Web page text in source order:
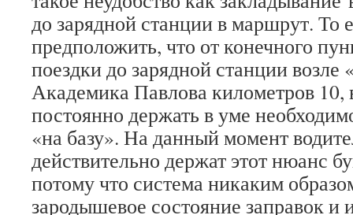
до зарядной станции в маршрут. То
предположить, что от конечного
поездки до зарядной станции возле
Академика Павлова километров 10,
постоянно держать в уме
«на базу». На данный момент
действительно держат этот нюанс
потому что система никаким
зародышевое состояние заправок и